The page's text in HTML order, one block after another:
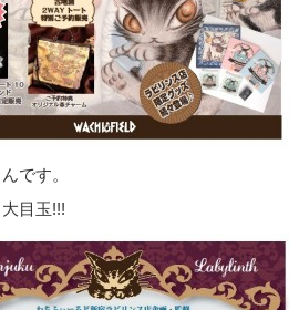
です。
目玉!!!